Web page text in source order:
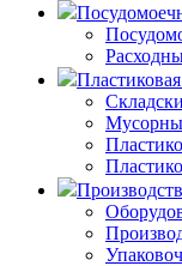
Пластиковая